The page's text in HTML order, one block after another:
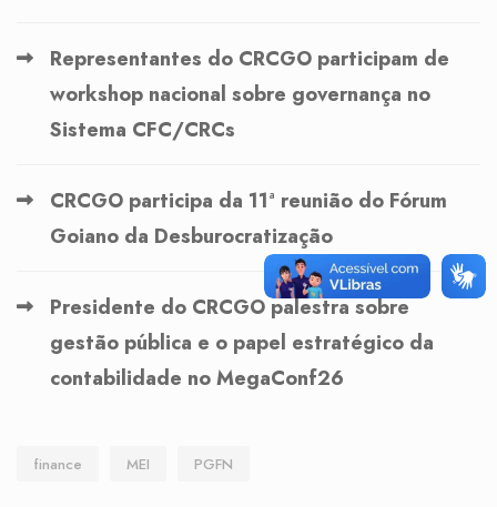
Representantes do CRCGO participam de
workshop nacional sobre governança no
Sistema CFC/CRCs
CRCGO participa da 11ª reunião do Fórum
Goiano da Desburocratização
Presidente do CRCGO palestra sobre
gestão pública e o papel estratégico da
contabilidade no MegaConf26
finance MEI PGFN